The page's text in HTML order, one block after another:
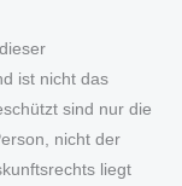
ist nicht das
sind nur die
nicht der
liegt